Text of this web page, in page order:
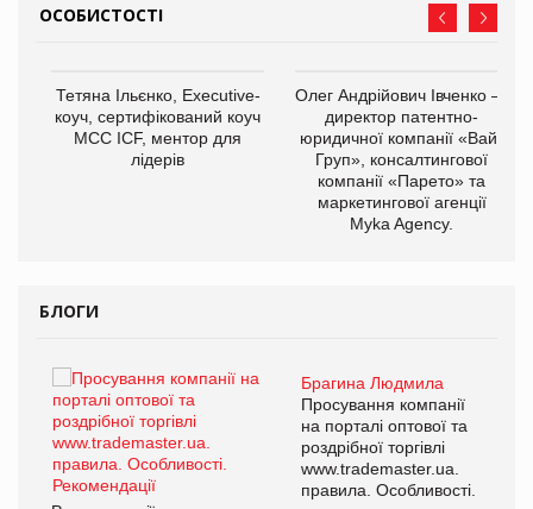
ОСОБИСТОСТІ
Тетяна Ільєнко, Executive-
коуч, сертифікований коуч
МСС ICF, ментор для
лідерів
Олег Андрійович Івченко —
директор патентно-
юридичної компанії «Вайз
Груп», консалтингової
компанії «Парето» та
маркетингової агенції
Myka Agency.
БЛОГИ
Брагина Людмила
Просування компанії
на порталі оптової та
роздрібної торгівлі
www.trademaster.ua.
правила. Особливості.